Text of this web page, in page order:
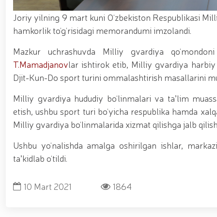
kiritilgan oʻsimlikni noqonuniy ravishda olib
vositalari olib qo‘yildi / / Farg‘ona viloyatida
markazida navbatdagi tinglovchilar uchun
jarayonlari davom etmoqda / / Davlatimiz
belgilab bergan vazifalari yuzasidan, Milliy
o‘tkazildi / / Milliy gvardiya Surxondaryo viloyati
voleybol bo‘yicha o‘tkazilgan musobaqada
xususiyatlari” mavzusida ko‘rgazmali
uchuvchisiz uchadigan apparatlarini qo‘llash
o‘qilishi vaqtida jamoat tartibi hamda fuqarolar
Joriy yilning 9 mart kuni O‘zbekiston Respublikasi
hamkorlik to‘g‘risidagi memorandumi imzolandi.
Mazkur uchrashuvda Milliy gvardiya
T.Mamadjanovlar ishtirok etib, Milliy gvardiya harbiy
Djit-Kun-Do sport turini ommalashtirish masallarini
Milliy gvardiya hududiy bo‘linmalari va taʼlim
etish, ushbu sport turi bo‘yicha respublika hamda
Milliy gvardiya bo‘linmalarida xizmat qilishga jalb
Ushbu yo‘nalishda amalga oshirilgan ishlar,
taʼkidlab o‘tildi.
10 Mart 2021 1864